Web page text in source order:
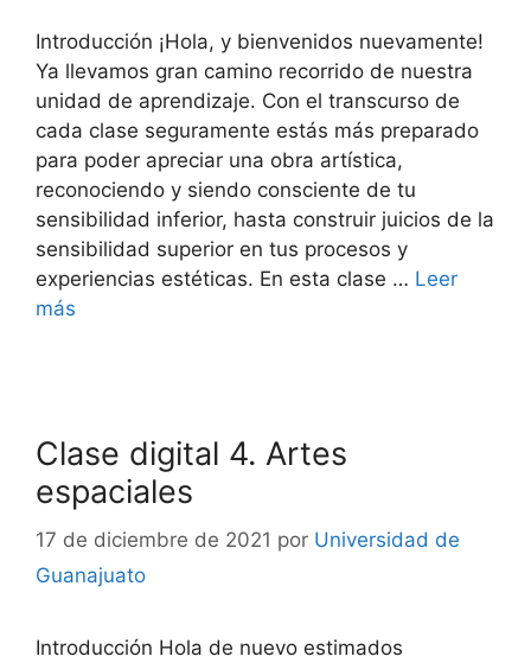
Introducción ¡Hola, y bienvenidos nuevamente!
Ya llevamos gran camino recorrido de nuestra
unidad de aprendizaje. Con el transcurso de
cada clase seguramente estás más preparado
para poder apreciar una obra artística,
reconociendo y siendo consciente de tu
sensibilidad inferior, hasta construir juicios de la
sensibilidad superior en tus procesos y
experiencias estéticas. En esta clase … Leer
más
Clase digital 4. Artes
espaciales
17 de diciembre de 2021 por Universidad de
Guanajuato
Introducción Hola de nuevo estimados